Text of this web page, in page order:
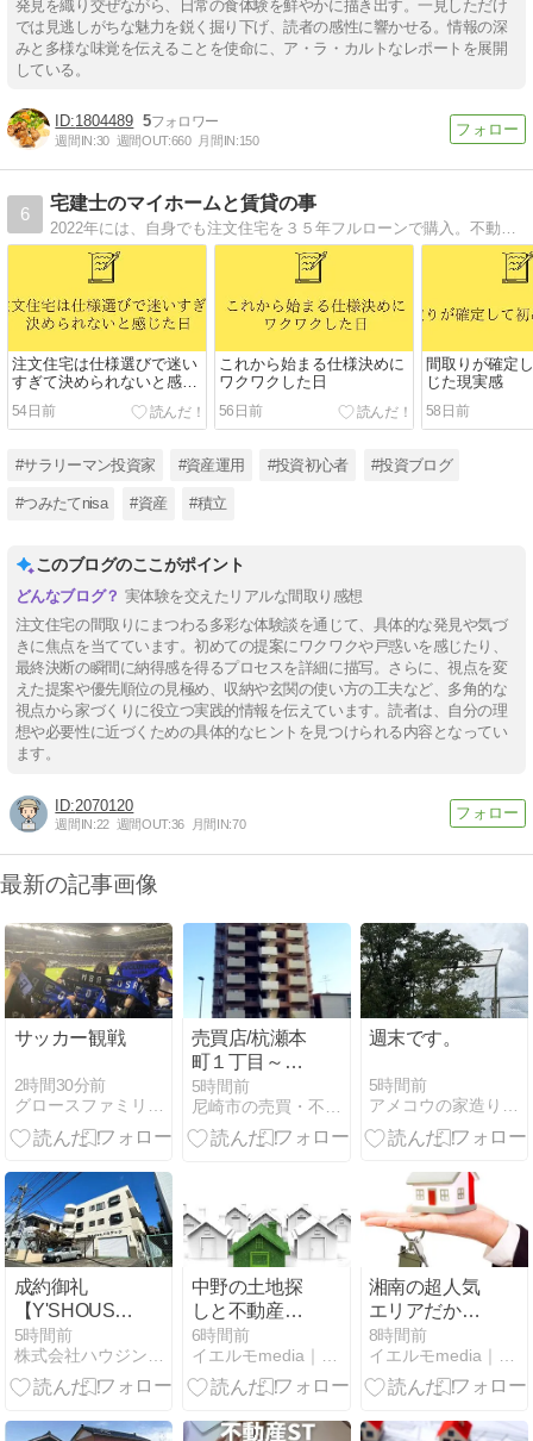
発見を織り交ぜながら、日常の食体験を鮮やかに描き出す。一見しただけ
では見逃しがちな魅力を鋭く掘り下げ、読者の感性に響かせる。情報の深
みと多様な味覚を伝えることを使命に、ア・ラ・カルトなレポートを展開
している。
1804489 5
週間IN:30 週間OUT:660 月間IN:150
6
宅建士のマイホームと賃貸の事
2022年には、自身でも注文住宅を３５年フルローンで購入。不動産業界で勤続12年目です。細かい内容はぼかしながら、土地探しとはどのようなのか？マイホームを建てる人はどういう行動をしているのか？などを発信します。
注文住宅は仕様選びで迷い
すぎて決められないと感じ
54日前
これから始まる仕様決めに
ワクワクした日
56日前
間取りが確定
じた現実感
58日前
#サラリーマン投資家 #資産運用 #投資初心者 #投資ブログ
#つみたてnisa #資産 #積立
このブログのここがポイント
実体験を交えたリアルな間取り感想
注文住宅の間取りにまつわる多彩な体験談を通じて、具体的な発見や気づ
きに焦点を当てています。初めての提案にワクワクや戸惑いを感じたり、
最終決断の瞬間に納得感を得るプロセスを詳細に描写。さらに、視点を変
えた提案や優先順位の見極め、収納や玄関の使い方の工夫など、多角的な
視点から家づくりに役立つ実践的情報を伝えています。読者は、自分の理
想や必要性に近づくための具体的なヒントを見つけられる内容となってい
ます。
2070120
週間IN:22 週間OUT:36 月間IN:70
最新の記事画像
サッカー観戦
2時間30分前
グロースファミリーハウス
売買店/杭瀬本
町１丁目～ア
ービング杭瀬
宮前公園
5時間前
尼崎市の売買・不動産全般はハウスコーポレーション売買店へ☆
週末です。
5時間前
アメコウの家造り日記
成約御礼
【Y'SHOUSE】
★★【東急田
園都市線宮崎
台駅】【ファ
ョン】
5時間前
株式会社ハウジングマネージメント
中野の土地探
しと不動産市
況：下町情緒
と再開発が交
差する街の素
6時間前
イエルモmedia｜不動産・生活・暮らしの総合情報サイト
湘南の超人気
エリアだから
こそ罠があ
る。藤沢の実
家相続・空き
しないための
8時間前
イエルモmedia｜不動産・生活・暮らしの総合情報サイト